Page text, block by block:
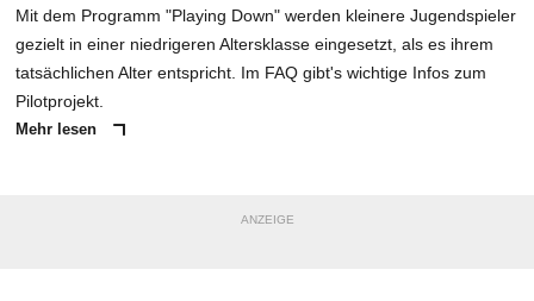
Mit dem Programm "Playing Down" werden kleinere Jugendspieler
gezielt in einer niedrigeren Altersklasse eingesetzt, als es ihrem
tatsächlichen Alter entspricht. Im FAQ gibt's wichtige Infos zum
Pilotprojekt.
Mehr lesen
ANZEIGE